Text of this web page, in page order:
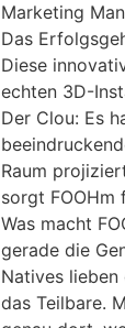
Marketing
Das
Diese
echten 3D-
Der Clou: Es
Raum
sorgt FOOHm
Was macht
gerade die
Natives
das Teilbare.